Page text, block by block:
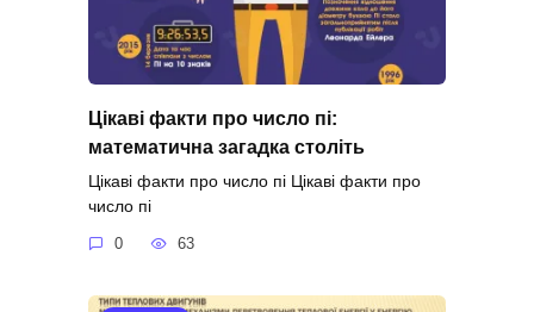
Цікаві факти про число пі:
математична загадка століть
Цікаві факти про число пі Цікаві факти про
число пі
0 63